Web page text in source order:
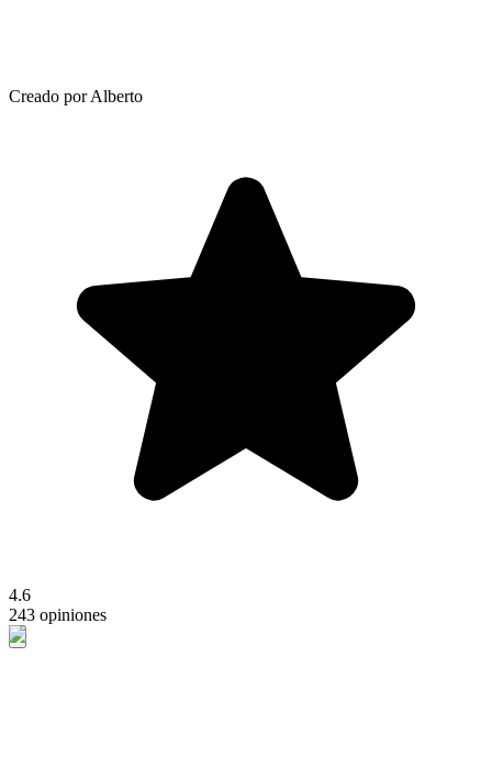
Creado por Alberto
4.6
243 opiniones